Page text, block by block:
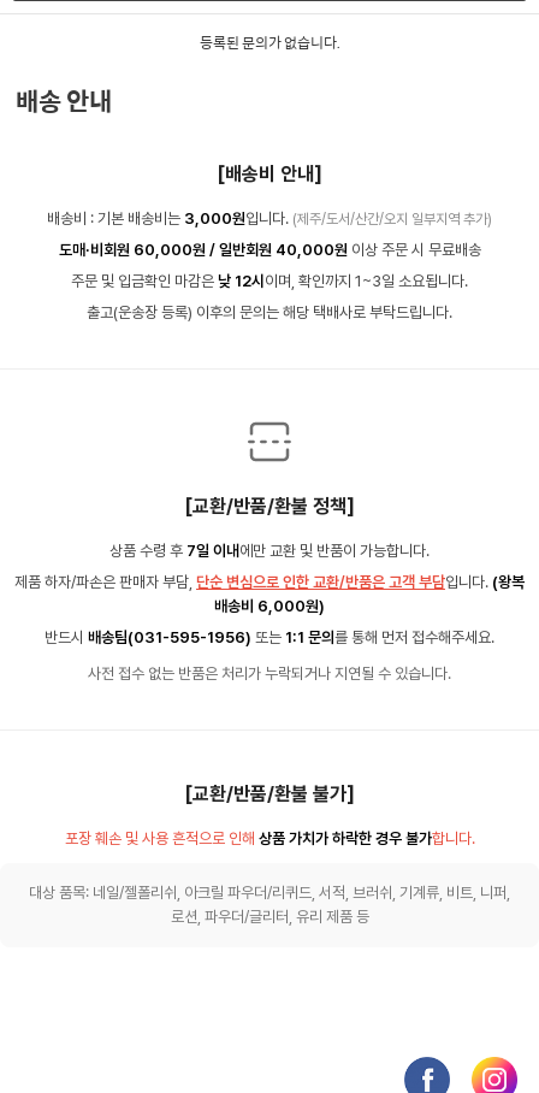
등록된 문의가 없습니다.
배송 안내
[배송비 안내]
배송비 : 기본 배송비는 3,000원입니다. (제주/도서/산간/오지 일부지역 추가)
도매·비회원 60,000원 / 일반회원 40,000원 이상 주문 시 무료배송
주문 및 입금확인 마감은 낮 12시 이며, 확인까지 1~3일 소요됩니다.
출고(운송장 등록) 이후의 문의는 해당 택배사로 부탁드립니다.
[교환/반품/환불 정책]
상품 수령 후 7일 이내 에만 교환 및 반품이 가능합니다.
제품 하자/파손은 판매자 부담, 단순 변심으로 인한 교환/반품은 고객 부담입니다. (왕복
배송비 6,000원)
반드시 배송팀(031-595-1956) 또는 1:1 문의 를 통해 먼저 접수해주세요.
사전 접수 없는 반품은 처리가 누락되거나 지연될 수 있습니다.
[교환/반품/환불 불가]
포장 훼손 및 사용 흔적으로 인해 상품 가치가 하락한 경우 불가합니다.
대상 품목: 네일/젤폴리쉬, 아크릴 파우더/리퀴드, 서적, 브러쉬, 기계류, 비트, 니퍼,
로션, 파우더/글리터, 유리 제품 등